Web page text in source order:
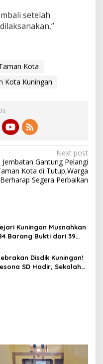
setelah
Kota
Kota Kuningan
Next post
Jembatan Gantung Pelangi
Kota di Tutup,Warga
Berharap Segera Perbaikan
Kuningan Musnahkan
Barang Bukti dari 39
agar Tak Bisa
Lagi
Disdik Kuningan!
SD Hadir, Sekolah